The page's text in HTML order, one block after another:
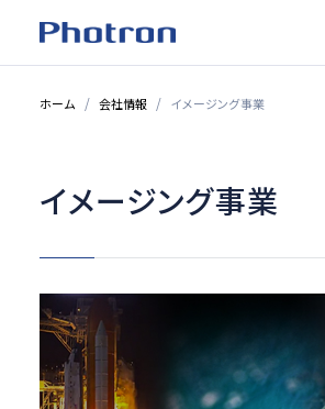
ホーム 会社情報 イメージング事業
イメージング事業